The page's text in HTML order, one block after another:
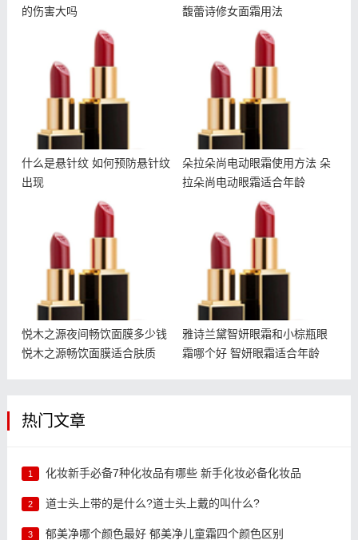
的伤害大吗
馥蕾诗修女面霜用法
什么是悬针纹 如何预防悬
什么是悬针纹 如何预防悬针纹
出现
朵拉朵尚电动眼霜使用方法
朵拉朵尚电动眼霜使用方法 朵
拉朵尚电动眼霜适合年龄
悦木之源夜间畅饮面膜多少
悦木之源夜间畅饮面膜多少钱
悦木之源畅饮面膜适合肤质
雅诗兰黛智妍眼霜和小棕瓶
雅诗兰黛智妍眼霜和小棕瓶眼
霜哪个好 智妍眼霜适合年龄
热门文章
1 化妆新手必备7种化妆品有哪些 新手化妆必备化妆品
2 道士头上带的是什么?道士头上戴的叫什么?
3 郁美净哪个颜色最好 郁美净儿童霜四个颜色区别